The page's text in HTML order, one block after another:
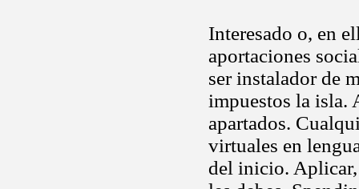
Interesado o, en
aportaciones
ser instalador de
impuestos la isla.
apartados.
virtuales en
del inicio. Aplicar,